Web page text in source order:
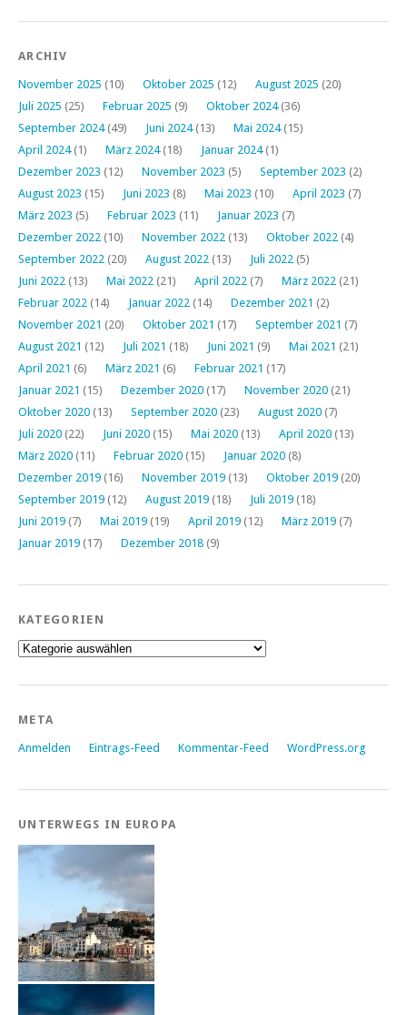
ARCHIV
November 2025 (10) Oktober 2025 (12) August 2025 (20)
Juli 2025 (25) Februar 2025 (9) Oktober 2024(36)
September 2024(49) Juni 2024(13) Mai 2024(15)
April 2024(1) März 2024(18) Januar 2024(1)
Dezember 2023 (12) November 2023 (5) September 2023 (2)
August 2023 (15) Juni 2023 (8) Mai 2023 (10) April 2023 (7)
März 2023 (5) Februar 2023 (11) Januar 2023 (7)
Dezember 2022 (10) November 2022 (13) Oktober 2022 (4)
September 2022 (20) August 2022 (13) Juli 2022 (5)
Juni 2022 (13) Mai 2022 (21) April 2022 (7) März 2022 (21)
Februar 2022 (14) Januar 2022 (14) Dezember 2021 (2)
November 2021 (20) Oktober 2021 (17) September 2021 (7)
August 2021 (12) Juli 2021 (18) Juni 2021 (9) Mai 2021 (21)
April 2021 (6) März 2021 (6) Februar 2021 (17)
Januar 2021 (15) Dezember 2020 (17) November 2020 (21)
Oktober 2020 (13) September 2020 (23) August 2020 (7)
Juli 2020 (22) Juni 2020 (15) Mai 2020 (13) April 2020 (13)
März 2020 (11) Februar 2020 (15) Januar 2020 (8)
Dezember 2019 (16) November 2019 (13) Oktober 2019 (20)
September 2019 (12) August 2019 (18) Juli 2019 (18)
Juni 2019 (7) Mai 2019 (19) April 2019 (12) März 2019 (7)
Januar 2019 (17) Dezember 2018 (9)
KATEGORIEN
Kategorien
META
Anmelden Eintrags-Feed Kommentar-Feed WordPress.org
UNTERWEGS IN EUROPA